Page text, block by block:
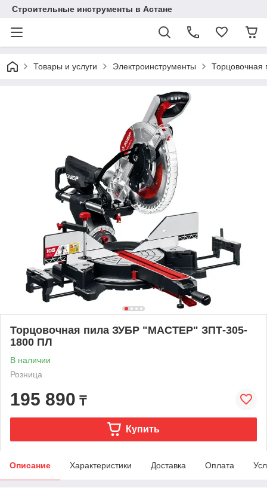
Строительные инструменты в Астане
Товары и услуги Электроинструменты
Торцовочная пила ЗУБР "МАСТЕР" ЗПТ-305-
1800 ПЛ
В наличии
Розница
195 890 ₸
Купить
Описание Характеристики Доставка Оплата